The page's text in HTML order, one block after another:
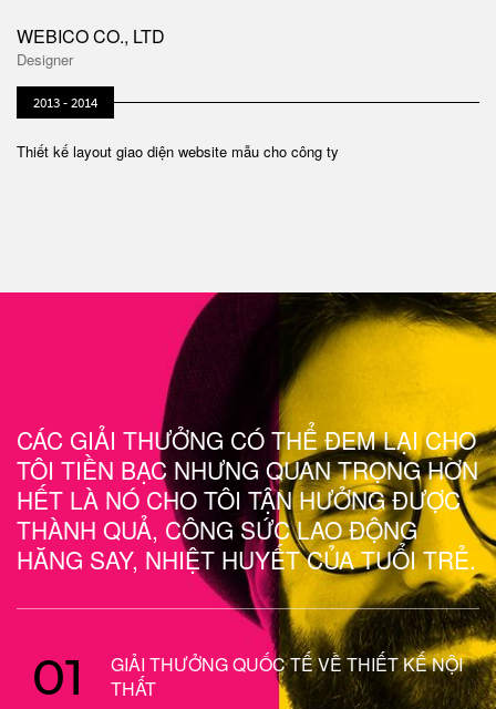
WEBICO CO., LTD
Designer
2013 - 2014
Thiết kế layout giao diện website mẫu cho công ty
CÁC GIẢI THƯỞNG CÓ THỂ ĐEM LẠI CHO
TÔI TIỀN BẠC NHƯNG QUAN TRỌNG HƠN
HẾT LÀ NÓ CHO TÔI TẬN HƯỞNG ĐƯỢC
THÀNH QUẢ, CÔNG SỨC LAO ĐỘNG
HĂNG SAY, NHIỆT HUYẾT CỦA TUỔI TRẺ.
01
GIẢI THƯỞNG QUỐC TẾ VỀ THIẾT KẾ NỘI
THẤT